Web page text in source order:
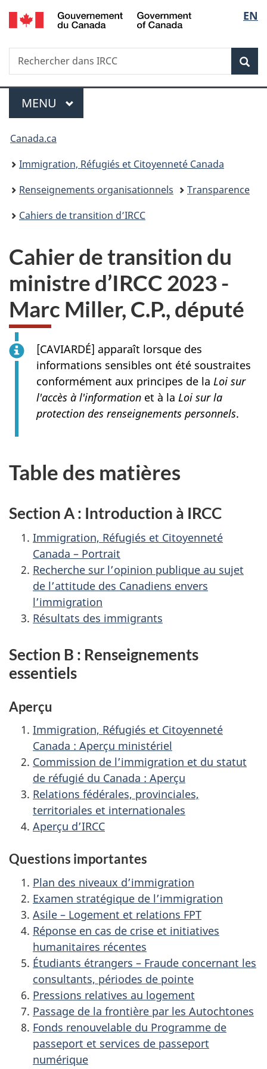
Passer
au
Passer
à
du
Passer
à
simplifiée
de
la
EN
Recherche
Rechercher
dans
Menu
MENU PRINCIPAL
Vous
êtes
ici :
Canada.ca
Immigration, Réfugiés et Citoyenneté Canada
Renseignements organisationnels
Transparence
Cahiers de transition d’IRCC
Cahier de transition du
ministre d’IRCC 2023 -
Marc Miller, C.P., député
[CAVIARDÉ] apparaît lorsque des
informations sensibles ont été soustraites
conformément aux principes de la Loi sur
l'accès à l'information et à la Loi sur la
protection des renseignements personnels.
Table des matières
Section A : Introduction à IRCC
Immigration, Réfugiés et Citoyenneté
Canada – Portrait
Recherche sur l’opinion publique au sujet
de l’attitude des Canadiens envers
l’immigration
Résultats des immigrants
Section B : Renseignements
essentiels
Aperçu
Immigration, Réfugiés et Citoyenneté
Canada : Aperçu ministériel
Commission de l’immigration et du statut
de réfugié du Canada : Aperçu
Relations fédérales, provinciales,
territoriales et internationales
Aperçu d’IRCC
Questions importantes
Plan des niveaux d’immigration
Examen stratégique de l’immigration
Asile – Logement et relations FPT
Réponse en cas de crise et initiatives
humanitaires récentes
Étudiants étrangers – Fraude concernant les
consultants, périodes de pointe
Pressions relatives au logement
Passage de la frontière par les Autochtones
Fonds renouvelable du Programme de
passeport et services de passeport
numérique